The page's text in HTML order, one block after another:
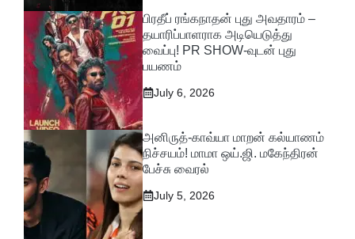
பிரதீப் ரங்கநாதன் புது அவதாரம் –
தயாரிப்பாளராக அடியெடுத்து
வைப்பு! PR SHOW-வுடன் புது
பயணம்
July 6, 2026
அனிருத்-காவ்யா மாறன் கல்யாணம்
நிச்சயம்! மாமா ஒய்.ஜி. மகேந்திரன்
பேச்சு வைரல்
July 5, 2026